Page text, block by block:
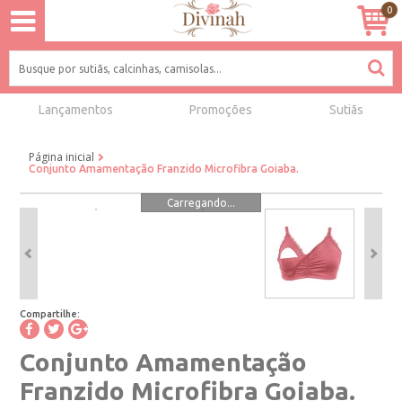
0
Lançamentos Promoções Sutiãs
Página inicial
Conjunto Amamentação Franzido Microfibra Goiaba.
Carregando...
Compartilhe:
Conjunto Amamentação
Franzido Microfibra Goiaba.